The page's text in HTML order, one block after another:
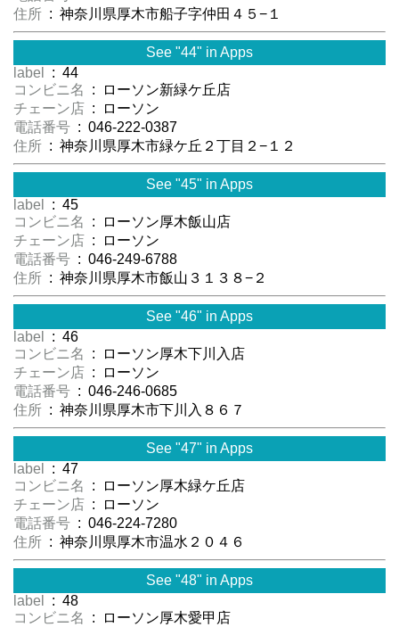
住所 : 神奈川県厚木市船子字仲田４５−１
See "44" in Apps
label
: 44
コンビニ名
: ローソン新緑ケ丘店
チェーン店 : ローソン
電話番号 : 046-222-0387
住所 : 神奈川県厚木市緑ケ丘２丁目２−１２
See "45" in Apps
label
: 45
コンビニ名
: ローソン厚木飯山店
チェーン店 : ローソン
電話番号 : 046-249-6788
住所 : 神奈川県厚木市飯山３１３８−２
See "46" in Apps
label
: 46
コンビニ名
: ローソン厚木下川入店
チェーン店 : ローソン
電話番号 : 046-246-0685
住所 : 神奈川県厚木市下川入８６７
See "47" in Apps
label
: 47
コンビニ名
: ローソン厚木緑ケ丘店
チェーン店 : ローソン
電話番号 : 046-224-7280
住所 : 神奈川県厚木市温水２０４６
See "48" in Apps
label
: 48
コンビニ名
: ローソン厚木愛甲店